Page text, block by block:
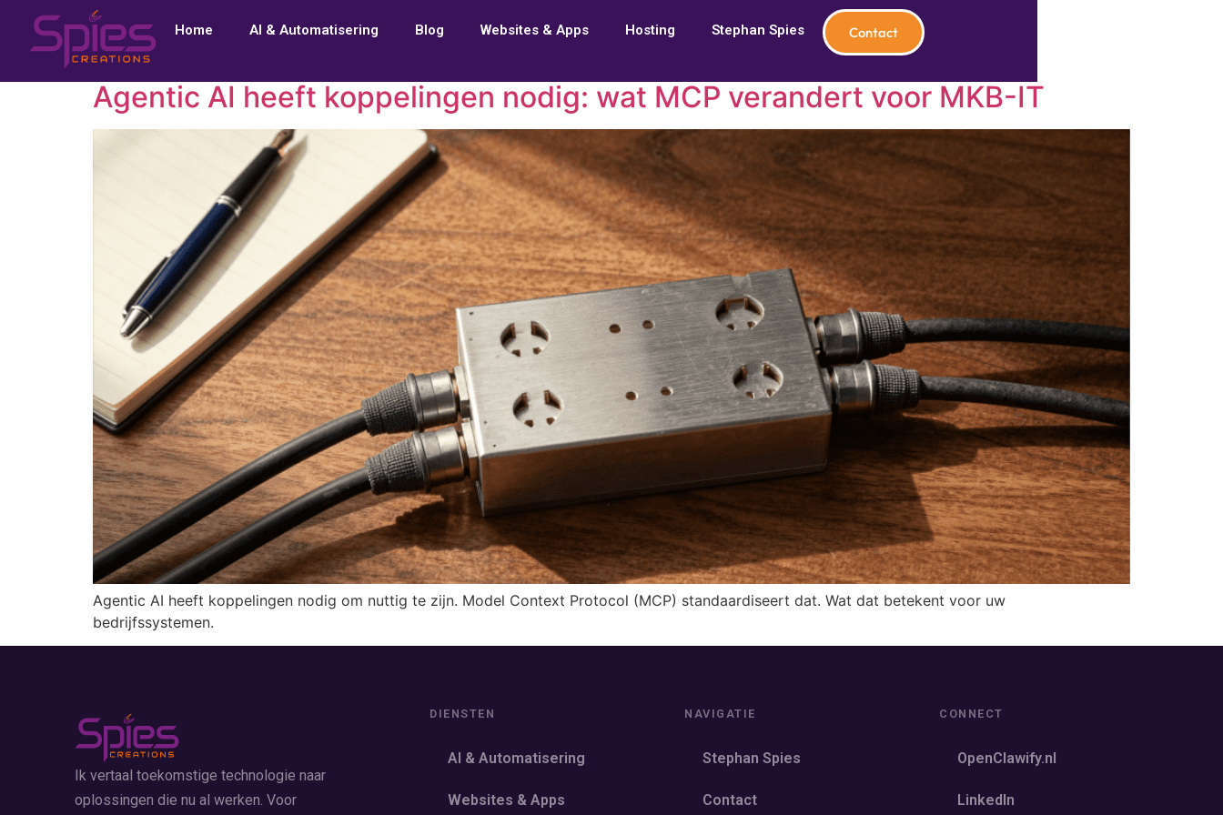
Home AI & Automatisering Blog Websites & Apps Hosting Stephan Spies Contact
Agentic AI heeft koppelingen nodig: wat MCP verandert voor MKB-IT
Agentic AI heeft koppelingen nodig om nuttig te zijn. Model Context Protocol (MCP) standaardiseert dat. Wat dat betekent voor uw
bedrijfssystemen.
Ik vertaal toekomstige technologie naar
oplossingen die nu al werken. Voor
DIENSTEN
AI & Automatisering
Websites & Apps
NAVIGATIE
Stephan Spies
Contact
CONNECT
OpenClawify.nl
LinkedIn